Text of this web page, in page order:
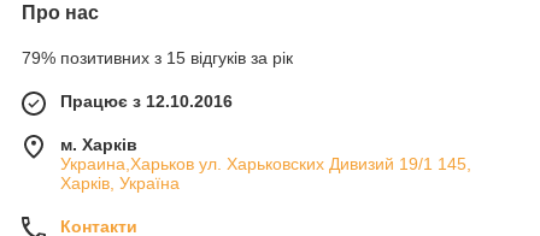
Про нас
79% позитивних з 15 відгуків за рік
Працює з 12.10.2016
м. Харків
Украина,Харьков ул. Харьковских Дивизий 19/1 145,
Харків, Україна
Контакти